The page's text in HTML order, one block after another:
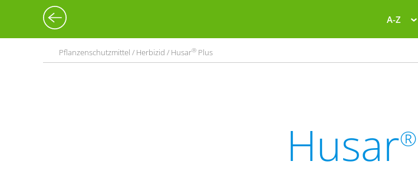
A-Z
Pflanzenschutzmittel / Herbizid / Husar® Plus
Husar®